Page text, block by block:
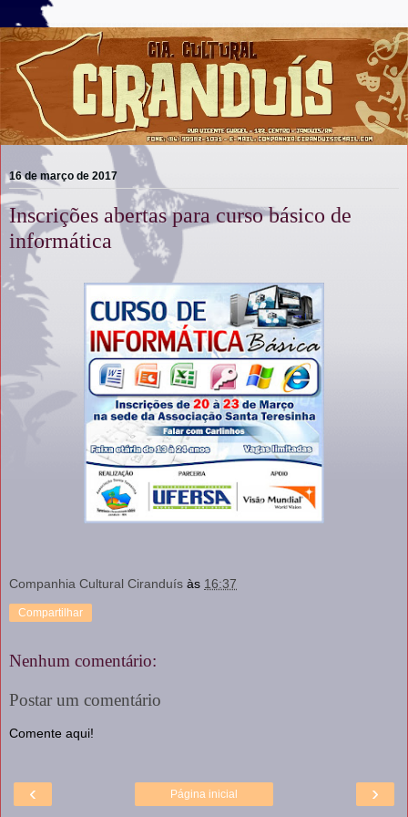
16 de março de 2017
Inscrições abertas para curso básico de
informática
Companhia Cultural Ciranduís às 16:37
Compartilhar
Nenhum comentário:
Postar um comentário
Comente aqui!
‹ ›
Página inicial